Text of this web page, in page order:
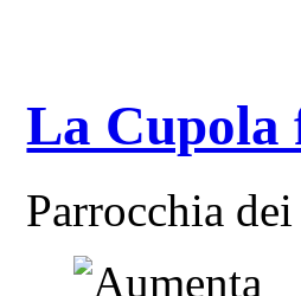
La
Parrocchia